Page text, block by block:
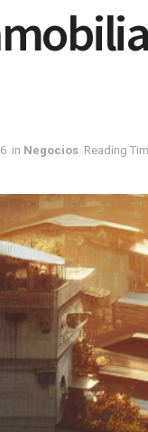
in Negocios Reading